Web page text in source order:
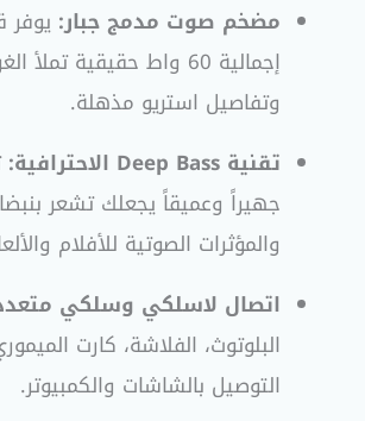
مضخم صوت مدمج جبار: يوفر
إجمالية 60 واط حقيقية
وتفاصيل استريو مذهلة.
تقنية Deep Bass الاحترافية:
جهيراً وعميقاً يجعلك تشعر
والمؤثرات الصوتية للأفلام
اتصال لاسلكي وسلكي
التوصيل بالشاشات والكمبيوتر.